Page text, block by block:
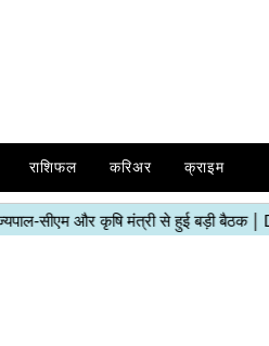
राशिफल करिअर क्राइम